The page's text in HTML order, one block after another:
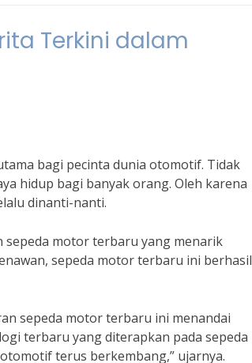
Terkini dalam
bagi pecinta dunia otomotif. Tidak
hidup bagi banyak orang. Oleh karena
dinanti-nanti.
motor terbaru yang menarik
sepeda motor terbaru ini berhasil
sepeda motor terbaru ini menandai
terbaru yang diterapkan pada sepeda
terus berkembang,” ujarnya.